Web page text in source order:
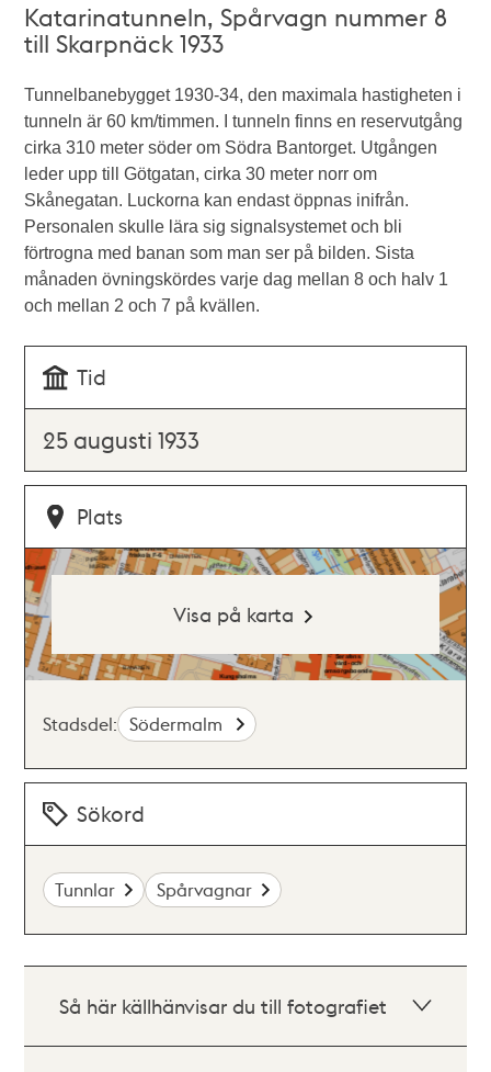
Katarinatunneln, Spårvagn nummer 8
till Skarpnäck 1933
Tunnelbanebygget 1930-34, den maximala hastigheten i
tunneln är 60 km/timmen. I tunneln finns en reservutgång
cirka 310 meter söder om Södra Bantorget. Utgången
leder upp till Götgatan, cirka 30 meter norr om
Skånegatan. Luckorna kan endast öppnas inifrån.
Personalen skulle lära sig signalsystemet och bli
förtrogna med banan som man ser på bilden. Sista
månaden övningskördes varje dag mellan 8 och halv 1
och mellan 2 och 7 på kvällen.
Tid
25 augusti 1933
Plats
Visa på karta
Stadsdel: Södermalm
Sökord
Tunnlar Spårvagnar
Så här källhänvisar du till fotografiet